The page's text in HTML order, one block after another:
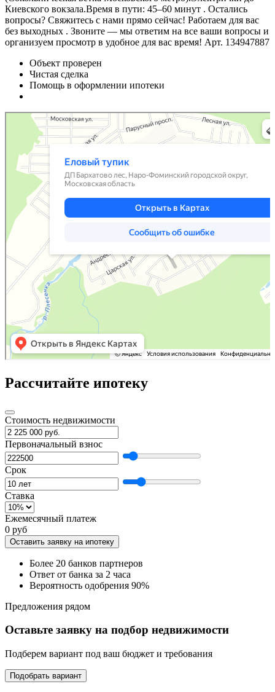
Киевского вокзала.Время в пути: 45–60 минут . Остались
вопросы? Свяжитесь с нами прямо сейчас! Работаем для вас
без выходных . Звоните — мы ответим на все ваши вопросы и
организуем просмотр в удобное для вас время! Арт. 134947887
Объект проверен
Чистая сделка
Помощь в оформлении ипотеки
Рассчитайте ипотеку
Стоимость недвижимости
Первоначальный взнос
Срок
Ставка
Ежемесячный платеж
0 руб
Оставить заявку на ипотеку
Более 20 банков партнеров
Ответ от банка за 2 часа
Вероятность одобрения 90%
Предложения рядом
Оставьте заявку на подбор недвижимости
Подберем вариант под ваш бюджет и требования
Подобрать вариант